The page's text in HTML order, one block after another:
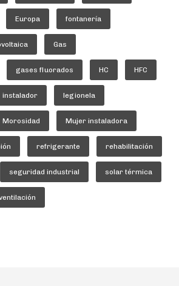
Europa fontanería
Gas
gases fluorados HC HFC
instalador legionela
Morosidad Mujer instaladora
refrigerante rehabilitación
seguridad industrial solar térmica